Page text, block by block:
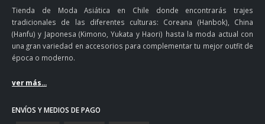
Tienda de Moda Asiática en Chile donde encontrarás trajes
tradicionales de las diferentes culturas: Coreana (Hanbok), China
(Hanfu) y Japonesa (Kimono, Yukata y Haori) hasta la moda actual con
una gran variedad en accesorios para complementar tu mejor outfit de
época o moderno.
ver más...
ENVÍOS Y MEDIOS DE PAGO